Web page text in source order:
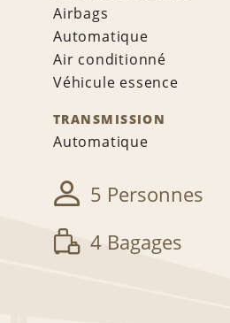
Airbags
Automatique
Air conditionné
Véhicule essence
TRANSMISSION
Automatique
5 Personnes
4 Bagages